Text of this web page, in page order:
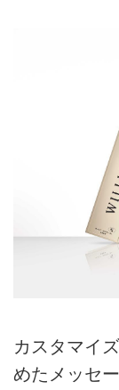
カスタマイ
めたメッセ